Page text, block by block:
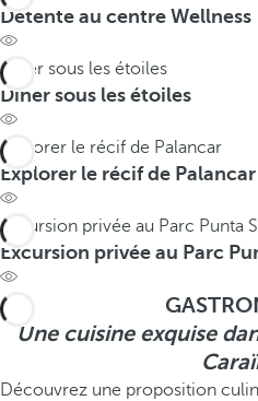
Détente au centre Wellness
Dîner sous les étoiles
Dîner sous les étoiles
Explorer le récif de Palancar
Explorer le récif de Palancar
Excursion privée au Parc Punta
Excursion privée au Parc
Une cuisine exquise
Découvrez une proposition